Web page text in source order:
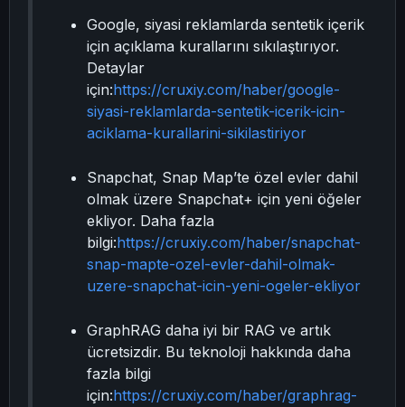
Google, siyasi reklamlarda sentetik içerik
için açıklama kurallarını sıkılaştırıyor.
Detaylar
için:https://cruxiy.com/haber/google-
siyasi-reklamlarda-sentetik-icerik-icin-
aciklama-kurallarini-sikilastiriyor
Snapchat, Snap Map’te özel evler dahil
olmak üzere Snapchat+ için yeni öğeler
ekliyor. Daha fazla
bilgi:https://cruxiy.com/haber/snapchat-
snap-mapte-ozel-evler-dahil-olmak-
uzere-snapchat-icin-yeni-ogeler-ekliyor
GraphRAG daha iyi bir RAG ve artık
ücretsizdir. Bu teknoloji hakkında daha
fazla bilgi
için:https://cruxiy.com/haber/graphrag-